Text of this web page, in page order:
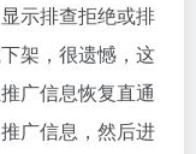
示排查拒绝或排
架，很遗憾，这
广信息恢复直通
广信息，然后进